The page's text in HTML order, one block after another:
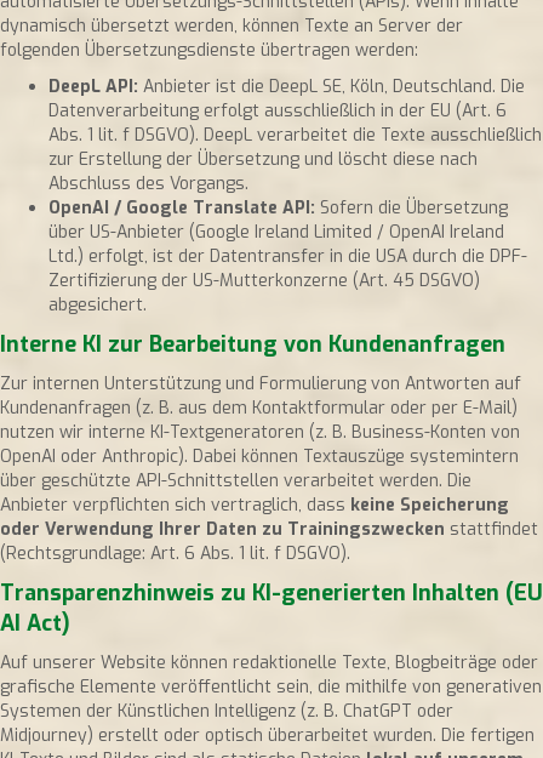
dynamisch übersetzt werden, können Texte an Server der
folgenden Übersetzungsdienste übertragen werden:
DeepL API: Anbieter ist die DeepL SE, Köln, Deutschland. Die
Datenverarbeitung erfolgt ausschließlich in der EU (Art. 6
Abs. 1 lit. f DSGVO). DeepL verarbeitet die Texte ausschließlich
zur Erstellung der Übersetzung und löscht diese nach
Abschluss des Vorgangs.
OpenAI / Google Translate API: Sofern die Übersetzung
über US-Anbieter (Google Ireland Limited / OpenAI Ireland
Ltd.) erfolgt, ist der Datentransfer in die USA durch die DPF-
Zertifizierung der US-Mutterkonzerne (Art. 45 DSGVO)
abgesichert.
Interne KI zur Bearbeitung von Kundenanfragen
Zur internen Unterstützung und Formulierung von Antworten auf
Kundenanfragen (z. B. aus dem Kontaktformular oder per E-Mail)
nutzen wir interne KI-Textgeneratoren (z. B. Business-Konten von
OpenAI oder Anthropic). Dabei können Textauszüge systemintern
über geschützte API-Schnittstellen verarbeitet werden. Die
Anbieter verpflichten sich vertraglich, dass keine Speicherung
oder Verwendung Ihrer Daten zu Trainingszwecken stattfindet
(Rechtsgrundlage: Art. 6 Abs. 1 lit. f DSGVO).
Transparenzhinweis zu KI-generierten Inhalten (EU
AI Act)
Auf unserer Website können redaktionelle Texte, Blogbeiträge oder
grafische Elemente veröffentlicht sein, die mithilfe von generativen
Systemen der Künstlichen Intelligenz (z. B. ChatGPT oder
Midjourney) erstellt oder optisch überarbeitet wurden. Die fertigen